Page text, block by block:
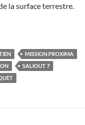
la surface terrestre.
Pesquet, le grand
MISSION PROXIMA
SALIOUT 7